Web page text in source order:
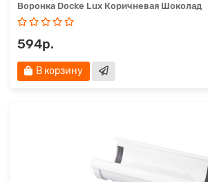
Воронка Docke Lux Коричневая Шоколад
594р.
В корзину